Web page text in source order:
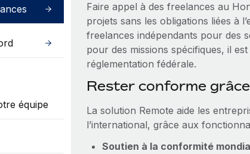
équipe
Faire appel à des freelances au
projets sans les obligations liées à
freelances indépendants pour des
pour des missions spécifiques, il
réglementation fédérale.
Rester conforme
La solution Remote aide les
l’international, grâce aux
Soutien à la conformité